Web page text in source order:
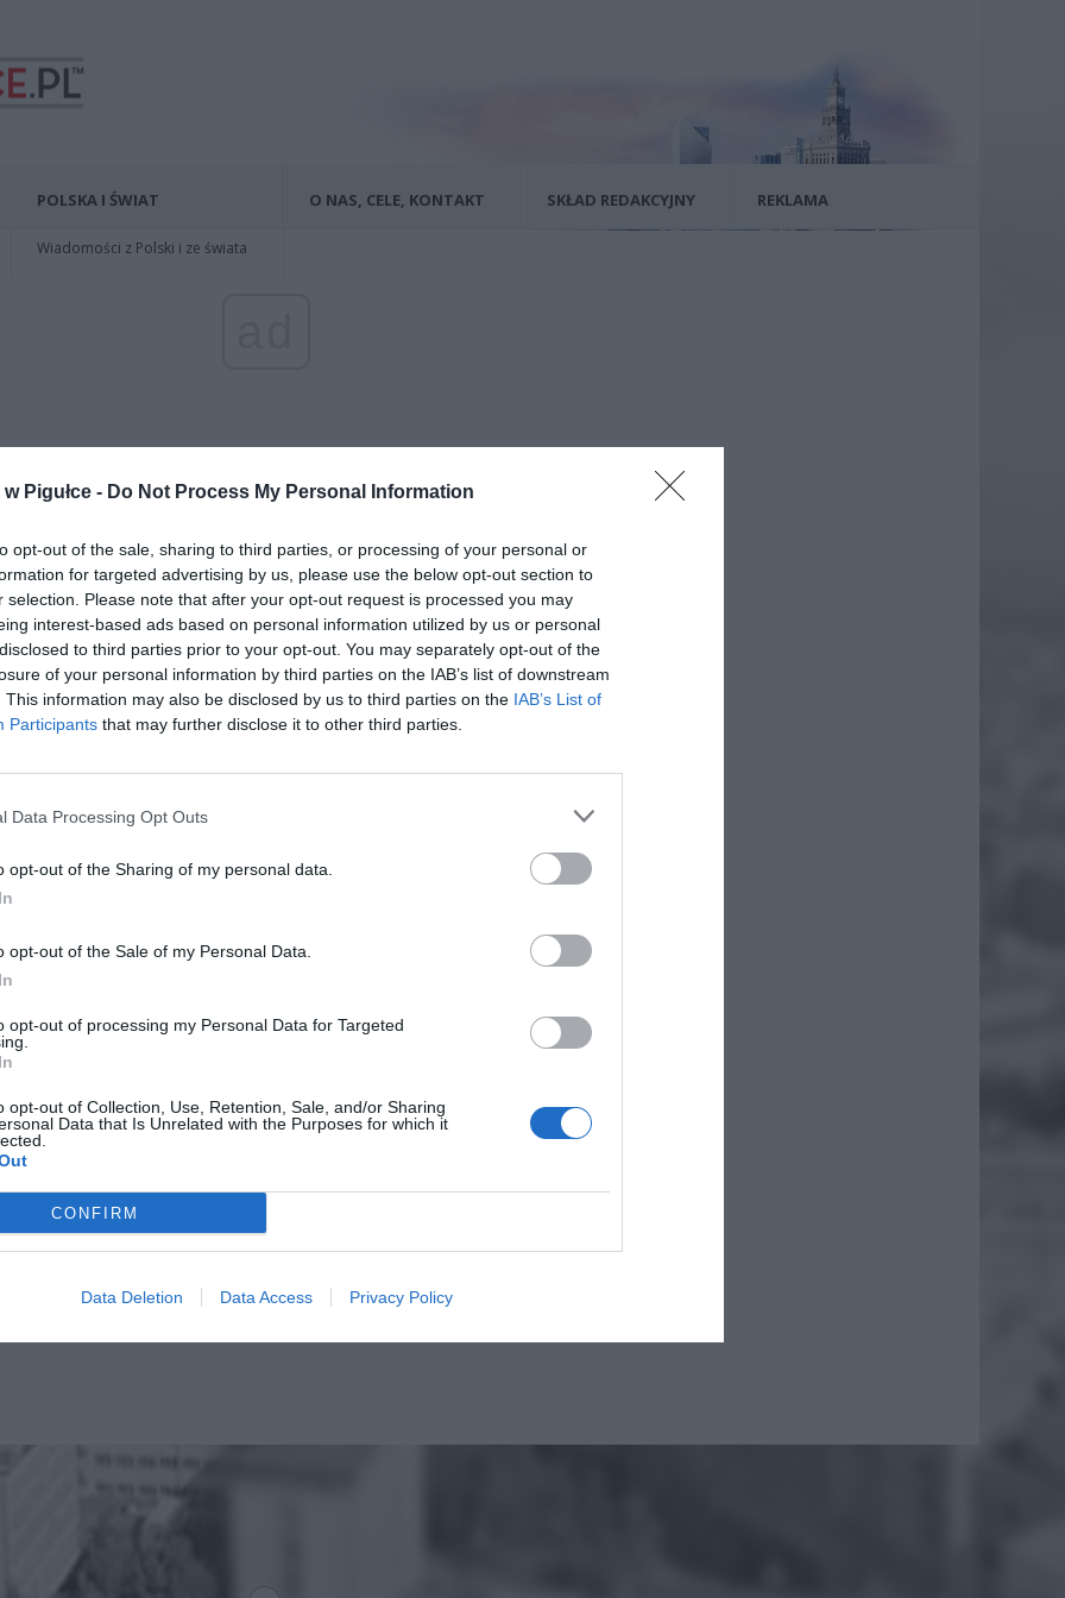
Pigułce - Do Not Process My Personal Information
opt-out of the sale, sharing to third parties, or processing of your personal or
for targeted advertising by us, please use the below opt-out section to
selection. Please note that after your opt-out request is processed you may
interest-based ads based on personal information utilized by us or personal
to third parties prior to your opt-out. You may separately opt-out of the
of your personal information by third parties on the IAB’s list of downstream
This information may also be disclosed by us to third parties on the IAB’s List of
Participants that may further disclose it to other third parties.
Data Processing Opt Outs
opt-out of the Sharing of my personal data.
opt-out of the Sale of my Personal Data.
opt-out of processing my Personal Data for Targeted
opt-out of Collection, Use, Retention, Sale, and/or Sharing
Data that Is Unrelated with the Purposes for which it
CONFIRM
Data Deletion Data Access Privacy Policy
POLSKA I ŚWIAT
Wiadomości z Polski i ze świata
O NAS, CELE, KONTAKT SKŁAD REDAKCYJNY REKLAMA
Narodzenie Warszawa
NA CHOINKĘ W DONICZCE!
Odpadów Komunalnych, w zamian za przyniesiony
zużyty sprzęt elektryczny i elektroniczny otrzymają
choinki w doniczkach. Będzie